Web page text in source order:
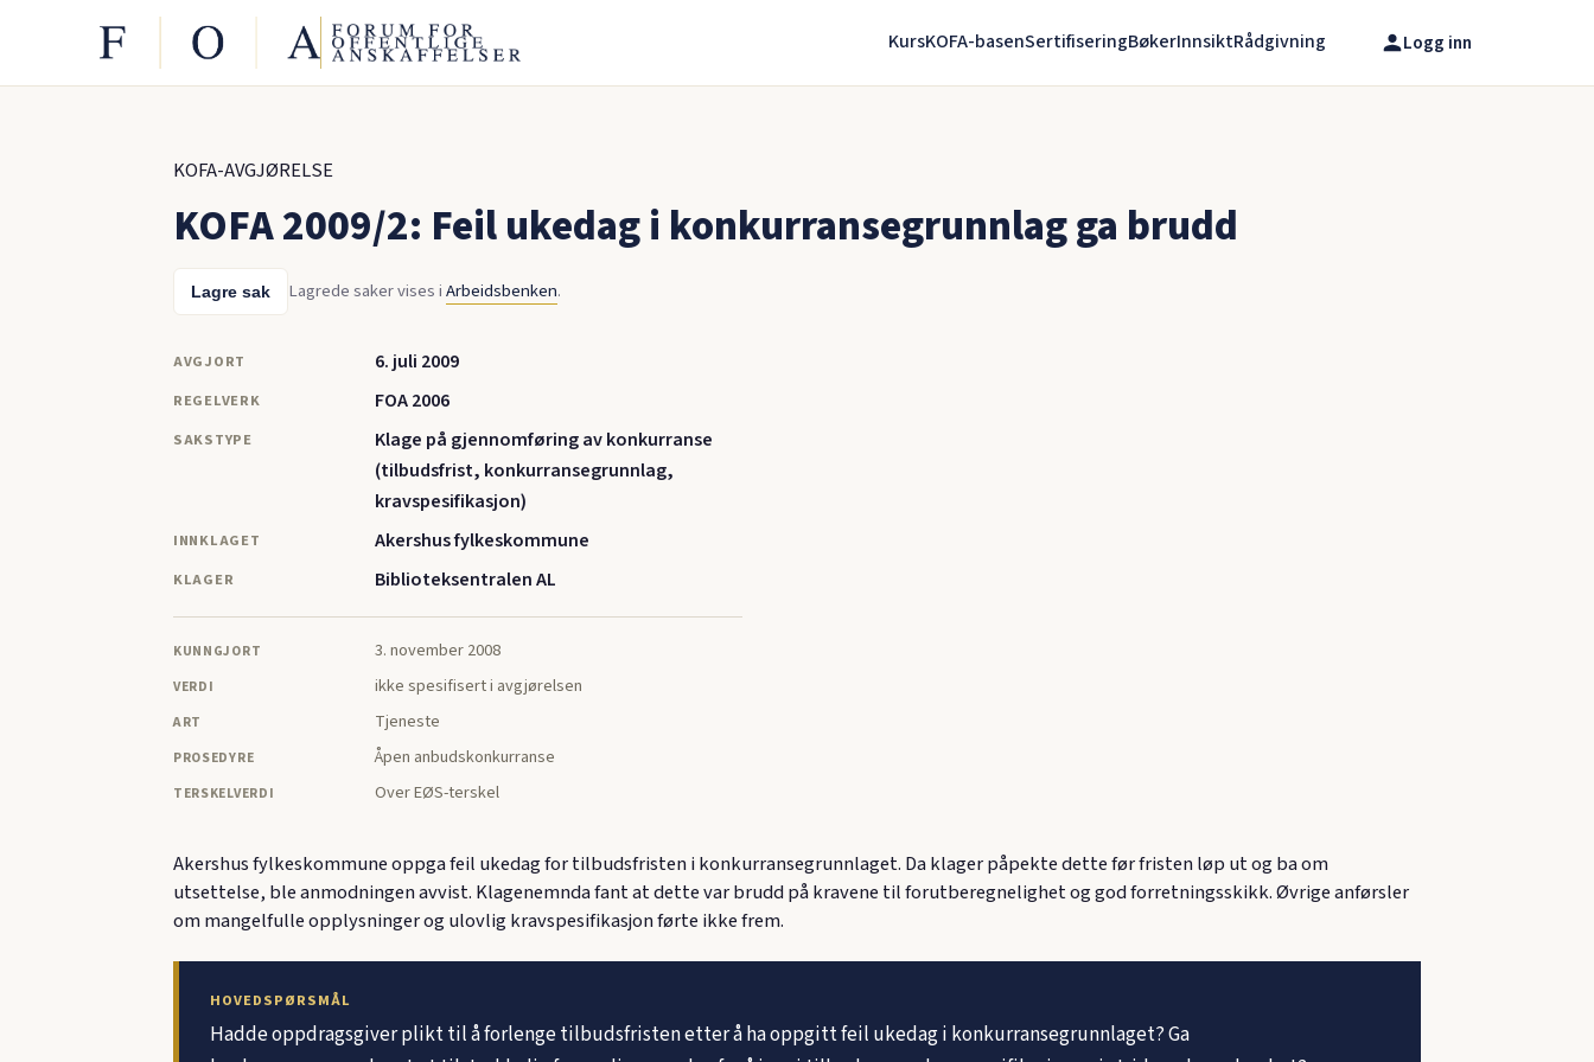
Logg inn
KursKOFA-basenSertifiseringBøkerInnsiktRådgivning
KOFA-AVGJØRELSE
KOFA 2009/2: Feil ukedag i konkurransegrunnlag ga brudd
Lagre sak Lagrede saker vises iArbeidsbenken.
AVGJORT 6. juli 2009
REGELVERK FOA 2006
SAKSTYPE
Klage på gjennomføring av konkurranse
(tilbudsfrist, konkurransegrunnlag,
kravspesifikasjon)
INNKLAGET Akershus fylkeskommune
KLAGER Biblioteksentralen AL
KUNNGJORT 3. november 2008
VERDI ikke spesifisert i avgjørelsen
ART Tjeneste
PROSEDYRE Åpen anbudskonkurranse
TERSKELVERDI Over EØS-terskel
Akershus fylkeskommune oppga feil ukedag for tilbudsfristen i konkurransegrunnlaget. Da klager påpekte dette før fristen løp ut og ba om
utsettelse, ble anmodningen avvist. Klagenemnda fant at dette var brudd på kravene til forutberegnelighet og god forretningsskikk. Øvrige anførsler
om mangelfulle opplysninger og ulovlig kravspesifikasjon førte ikke frem.
HOVEDSPØRSMÅL
Hadde oppdragsgiver plikt til å forlenge tilbudsfristen etter å ha oppgitt feil ukedag i konkurransegrunnlaget? Ga